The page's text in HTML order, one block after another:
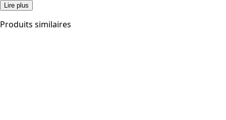
Lire plus
Produits similaires